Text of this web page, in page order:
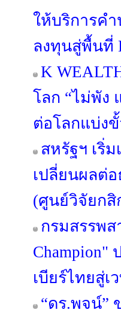
ให้บริการค
ลงทุนสู่พื้นที่
K
โลก “ไม่พัง
ต่อโลกแบ่งขั้
สหรัฐฯ เริ่
เปลี่ยนผลต่
(ศูนย์วิจัยกสิ
กรมสรรพ
Champion"
เบียร์ไทยสู่เ
“ดร.พจน์”